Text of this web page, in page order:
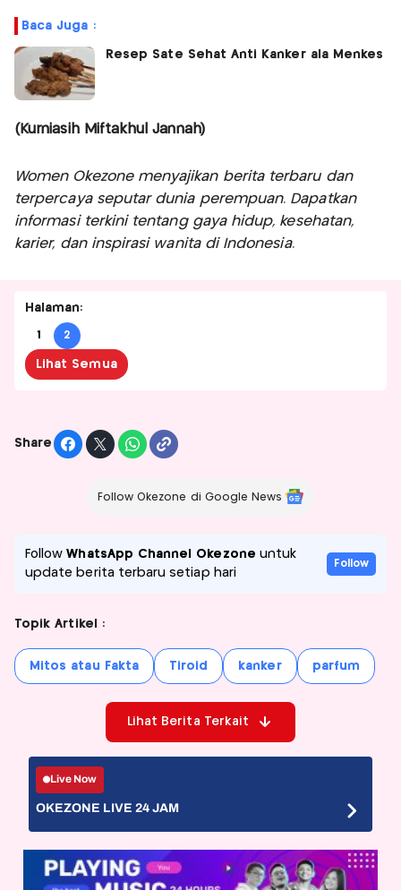
Baca Juga :
Resep Sate Sehat Anti Kanker ala Menkes
(Kurniasih Miftakhul Jannah)
Women Okezone menyajikan berita terbaru dan
terpercaya seputar dunia perempuan. Dapatkan
informasi terkini tentang gaya hidup, kesehatan,
karier, dan inspirasi wanita di Indonesia.
Halaman:
1 2
Lihat Semua
Share
Follow Okezone di Google News
FollowWhatsApp Channel Okezone untuk
update berita terbaru setiap hari
Follow
Topik Artikel :
Mitos atau Fakta Tiroid kanker parfum
Lihat Berita Terkait
Live Now
OKEZONE LIVE 24 JAM